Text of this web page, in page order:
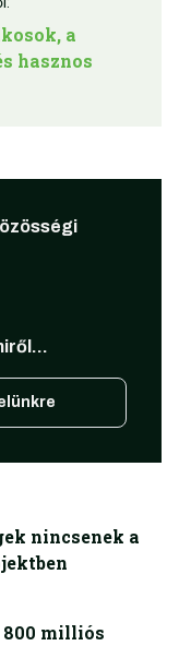
a
hasznos
nincsenek a
800 milliós